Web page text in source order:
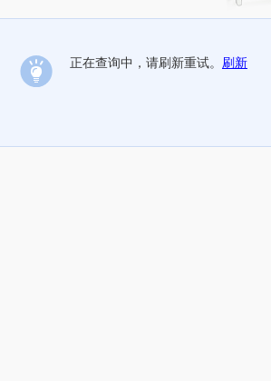
正在查询中，请刷新重试。 刷新